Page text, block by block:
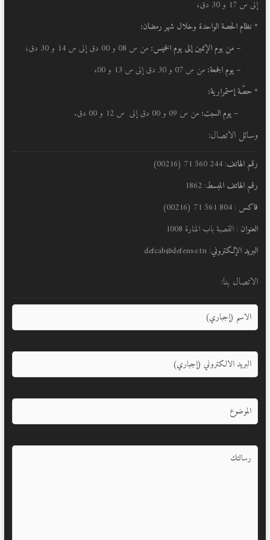
إلى س 17 و 30 دق،
* نظام الحصة الواحدة وخلال شهر رمضان:
– من يوم الإثنين إلى يوم الخميس: من س 08 و 00 دق إلى س 14 و 30 دق،
– يوم الجمعة: من س 07 و 30 دق إلى س 13 و 00،
* حصّة إستمرارية:
– يوم السبت: من س 09 و 00 دق إلى س 12 و 00 دق.
وسائل الاتصال:
رقم الهاتف: 244 560 71 (00216)
رقم الهاتف المبسط: 1862
فاكس : 804 561 71 (00216)
العنوان : القصبة باب المنارة 1008
البريد الإلكتروني: defcab@defense.tn
الاتصال بنا: